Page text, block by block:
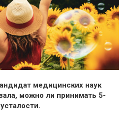
медицинских наук
можно ли принимать 5-